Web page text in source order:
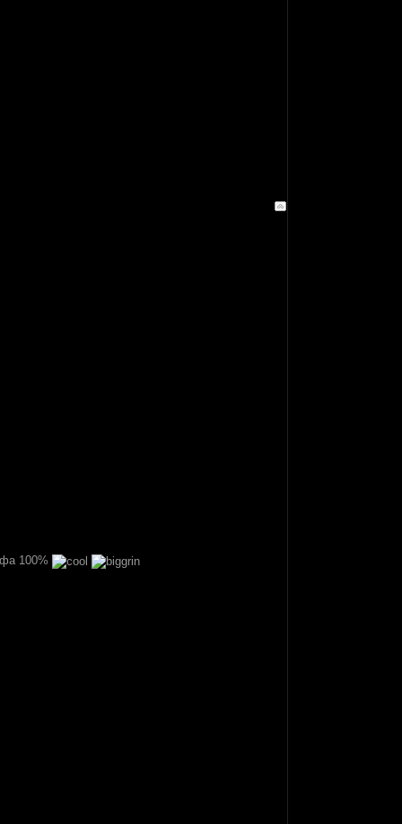
100%